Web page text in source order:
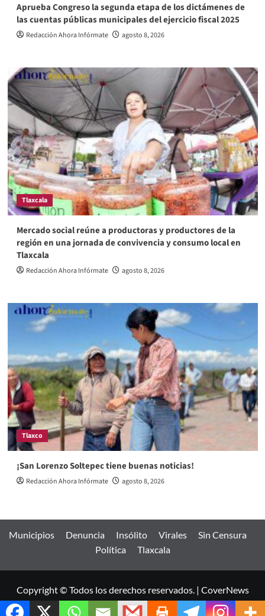
Aprueba Congreso la segunda etapa de los dictámenes de
las cuentas públicas municipales del ejercicio fiscal 2025
Redacción Ahora Infórmate agosto 8, 2026
Tlaxcala
Mercado social reúne a productoras y productores de la
región en una jornada de convivencia y consumo local en
Tlaxcala
Redacción Ahora Infórmate agosto 8, 2026
Tlaxco
¡San Lorenzo Soltepec tiene buenas noticias!
Redacción Ahora Infórmate agosto 8, 2026
Municipios Denuncia Insólito Virales
Sin Censura
Política
Tlaxcala
Copyright © Todos los derechos reservados. | CoverNews
por AF themes.